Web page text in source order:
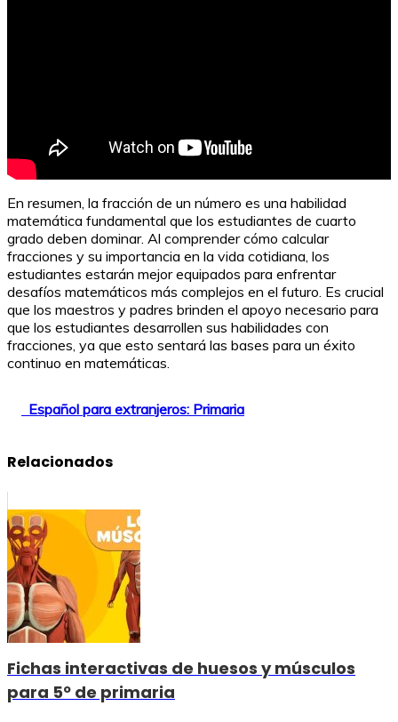
En resumen, la fracción de un número es una habilidad
matemática fundamental que los estudiantes de cuarto
grado deben dominar. Al comprender cómo calcular
fracciones y su importancia en la vida cotidiana, los
estudiantes estarán mejor equipados para enfrentar
desafíos matemáticos más complejos en el futuro. Es crucial
que los maestros y padres brinden el apoyo necesario para
que los estudiantes desarrollen sus habilidades con
fracciones, ya que esto sentará las bases para un éxito
continuo en matemáticas.
Español para extranjeros: Primaria
Relacionados
Fichas interactivas de huesos y músculos
para 5º de primaria